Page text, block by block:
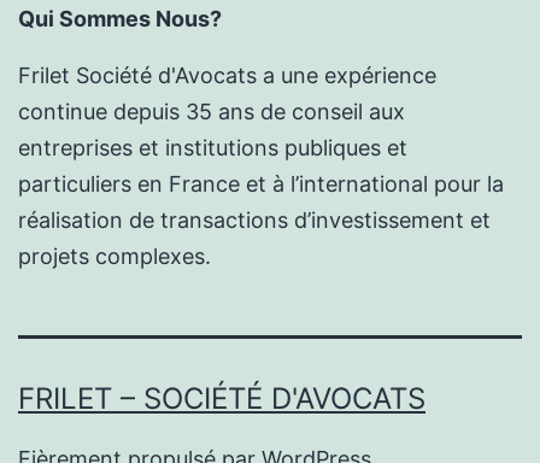
Qui Sommes Nous?
Frilet Société d'Avocats a une expérience
continue depuis 35 ans de conseil aux
entreprises et institutions publiques et
particuliers en France et à l’international pour la
réalisation de transactions d’investissement et
projets complexes.
FRILET – SOCIÉTÉ D'AVOCATS